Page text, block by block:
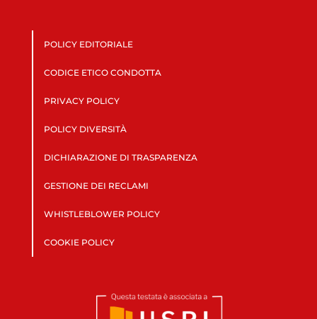
POLICY EDITORIALE
CODICE ETICO CONDOTTA
PRIVACY POLICY
POLICY DIVERSITÀ
DICHIARAZIONE DI TRASPARENZA
GESTIONE DEI RECLAMI
WHISTLEBLOWER POLICY
COOKIE POLICY